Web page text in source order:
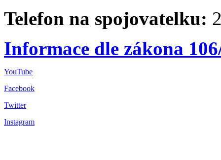
Telefon na spojovatelku:
Informace dle zákona
YouTube
Facebook
Twitter
Instagram